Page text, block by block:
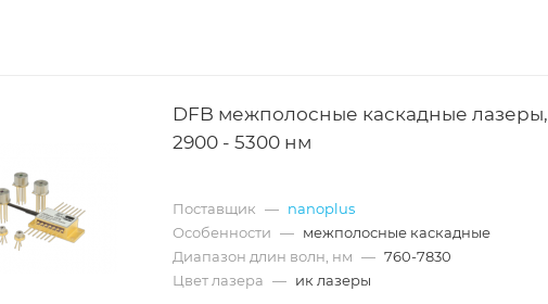
DFB межполосные каскадные лазеры,
2900 - 5300 нм
Поставщик — nanoplus
Особенности — межполосные каскадные
Диапазон длин волн, нм — 760-7830
Цвет лазера — ик лазеры